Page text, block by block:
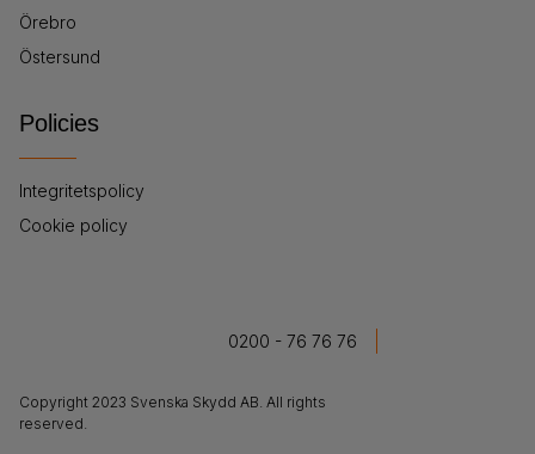
Örebro
Östersund
Policies
Integritetspolicy
Cookie policy
0200 - 76 76 76
Copyright 2023 Svenska Skydd AB. All rights
reserved.